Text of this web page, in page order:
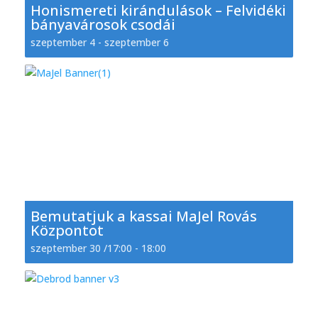
Honismereti kirándulások – Felvidéki
bányavárosok csodái
szeptember 4 - szeptember 6
Bemutatjuk a kassai MaJel Rovás
Központot
szeptember 30 /17:00 - 18:00